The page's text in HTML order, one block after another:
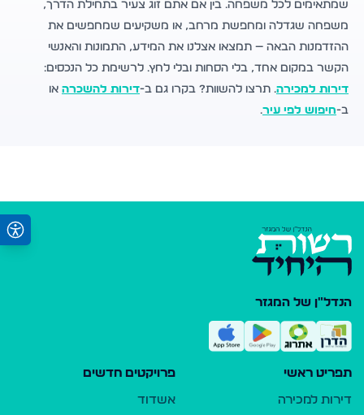
שמתאימים לכל משפחה. בין אם אתם זוג צעיר בתחילת הדרך,
משפחה שגדלה ומחפשת מרחב, או משקיעים שמחפשים את
ההזדמנות הבאה — תמצאו אצלנו את המידע, התמונות והאנשי
הקשר במקום אחד, בלי הסחות ובלי לחץ. לרשימת כל הנכסים:
דירות למכירה. תרצו להשוות? בקרו גם ב-דירות להשכרה או
ב-חיפוש לפי עיר.
הנדל"ן של המגזר
תפריט ראשי
דירות למכירה
פרויקטים חדשים
אשדוד